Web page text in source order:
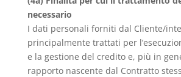
necessario
I dati personali forniti dal Cliente/
principalmente trattati per
e la gestione del credito e, più in
rapporto nascente dal Contratto